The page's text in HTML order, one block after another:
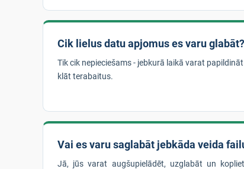
Cik lielus datu apjomus es varu glabāt?
Tik cik nepieciešams - jebkurā laikā varat
klāt terabaitus.
Vai es varu saglabāt jebkāda veida
Jā, jūs varat augšupielādēt, uzglabāt un